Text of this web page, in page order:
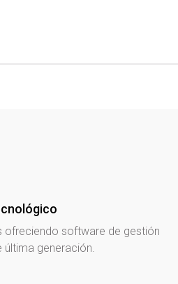
ofreciendo software de gestión
última generación.